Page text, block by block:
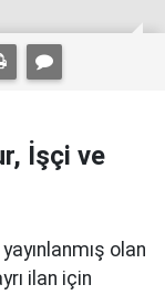
İşçi ve
olan
ilan için